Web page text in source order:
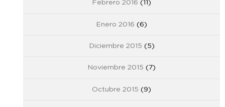
Febrero 2016 (11)
Enero 2016 (6)
Diciembre 2015 (5)
Noviembre 2015 (7)
Octubre 2015 (9)